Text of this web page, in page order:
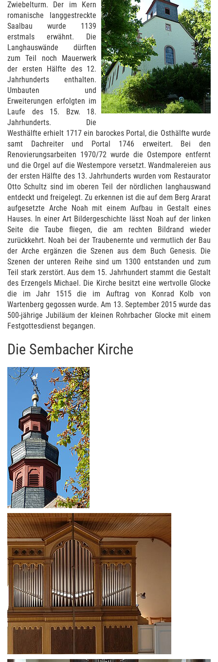
Zwiebelturm. Der im Kern
romanische langgestreckte
Saalbau wurde 1139
erstmals erwähnt. Die
Langhauswände dürften
zum Teil noch Mauerwerk
der ersten Hälfte des 12.
Jahrhunderts enthalten.
Umbauten und
Erweiterungen erfolgten im
Laufe des 15. Bzw. 18.
Jahrhunderts. Die
Westhälfte erhielt 1717 ein barockes Portal, die Osthälfte wurde
samt Dachreiter und Portal 1746 erweitert. Bei den
Renovierungsarbeiten 1970/72 wurde die Ostempore entfernt
und die Orgel auf die Westempore versetzt. Wandmalereien aus
der ersten Hälfte des 13. Jahrhunderts wurden vom Restaurator
Otto Schultz sind im oberen Teil der nördlichen langhauswand
entdeckt und freigelegt. Zu erkennen ist die auf dem Berg Ararat
aufgesetzte Arche Noah mit einem Aufbau in Gestalt eines
Hauses. In einer Art Bildergeschichte lässt Noah auf der linken
Seite die Taube fliegen, die am rechten Bildrand wieder
zurückkehrt. Noah bei der Traubenernte und vermutlich der Bau
der Arche ergänzen die Szenen aus dem Buch Genesis. Die
Szenen der unteren Reihe sind um 1300 entstanden und zum
Teil stark zerstört. Aus dem 15. Jahrhundert stammt die Gestalt
des Erzengels Michael. Die Kirche besitzt eine wertvolle Glocke
die im Jahr 1515 die im Auftrag von Konrad Kolb von
Wartenberg gegossen wurde. Am 13. September 2015 wurde das
500-jährige Jubiläum der kleinen Rohrbacher Glocke mit einem
Festgottesdienst begangen.
Die Sembacher Kirche